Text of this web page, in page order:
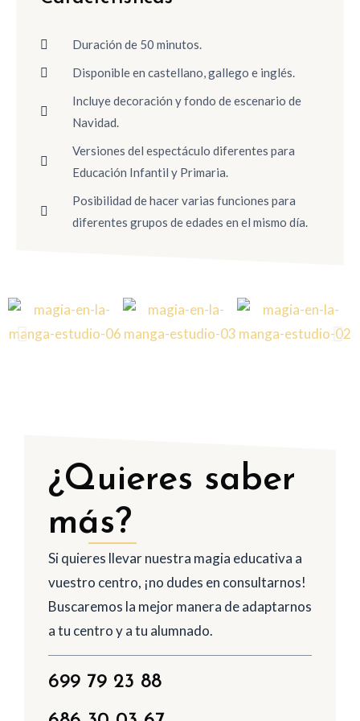
Duración de 50 minutos.
Disponible en castellano, gallego e inglés.
Incluye decoración y fondo de escenario de
Navidad.
Versiones del espectáculo diferentes para
Educación Infantil y Primaria.
Posibilidad de hacer varias funciones para
diferentes grupos de edades en el mismo día.
¿Quieres saber
más?
Si quieres llevar nuestra magia educativa a
vuestro centro, ¡no dudes en consultarnos!
Buscaremos la mejor manera de adaptarnos
a tu centro y a tu alumnado.
699 79 23 88